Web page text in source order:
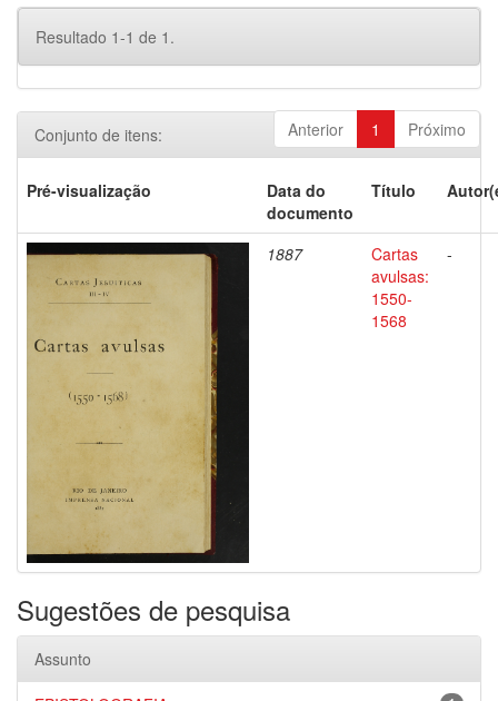
Resultado 1-1 de 1.
Anterior 1 Próximo
Conjunto de itens:
Pré-visualização
Data do
documento
Título
1887
Cartas
avulsas:
1550-
1568
-
Sugestões de pesquisa
Assunto